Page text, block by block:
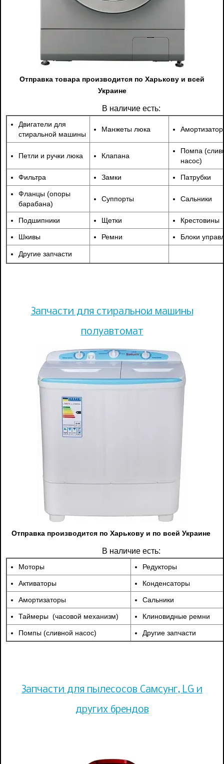
Отправка товара производится по Харькову и всей
Украине
В наличие есть:
Двигатели для
стиральной машины
Манжеты люка
Петли и ручки люка Клапана
Помпа
насос)
Фильтра Замки Патрубки
Фланцы (опоры
барабана)
Суппорты Сальники
Подшипники Щетки Крестовины
Шкивы Ремни Блоки
Другие запчасти
Запчасти для стиральной машины
полуавтомат
Отправка производится по Харькову и по всей Украине
В наличие есть:
Моторы Редукторы
Активаторы Конденсаторы
Амортизаторы Сальники
Таймеры (часовой механизм) Клиновидные ремни
Помпы (сливной насос) Другие запчасти
Запчасти для пылесосов Самсунг, LG и
других брендов